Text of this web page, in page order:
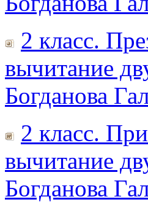
2 класс.
вычитание
Богданова
2 класс.
вычитание
Богданова